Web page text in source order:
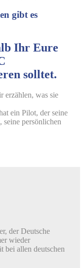
gibt es
Ihr Eure
solltet.
erzählen, was sie
ein Pilot, der seine
persönlichen
der Deutsche
wieder
bei allen deutschen